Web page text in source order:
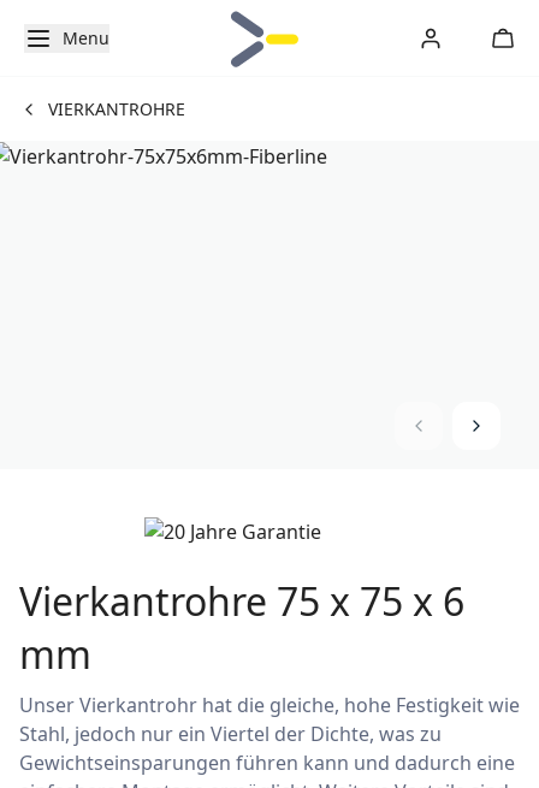
Menu
VIERKANTROHRE
Vierkantrohre 75 x 75 x 6
mm
Unser Vierkantrohr hat die gleiche, hohe Festigkeit wie
Stahl, jedoch nur ein Viertel der Dichte, was zu
Gewichtseinsparungen führen kann und dadurch eine